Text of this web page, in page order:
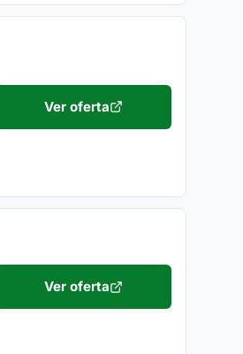
Ver oferta
Ver oferta